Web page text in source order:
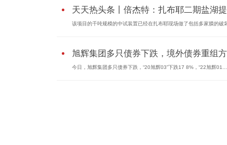
天天热头条丨倍杰特：扎布耶二期盐湖
该项目的千吨规模的中试装置已经在扎布耶现场做了包括多家膜的破
旭辉集团多只债券下跌，境外债券重组
今日，旭辉集团多只债券下跌，“20旭辉03”下跌17 8%，“22旭辉01...